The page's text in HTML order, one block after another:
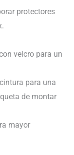
protectores
velcro para un
para una
de montar
mayor